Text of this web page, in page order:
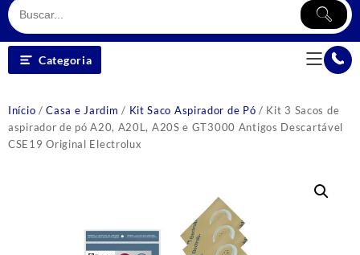
Categoria
Início /Casa e Jardim / Kit Saco Aspirador de Pó / Kit 3 Sacos de
aspirador de pó A20, A20L, A20S e GT3000 Antigos Descartável
CSE19 Original Electrolux